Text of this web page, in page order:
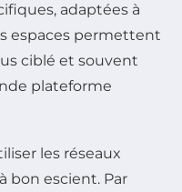
adaptées à
espaces permettent
ciblé et souvent
plateforme
les réseaux
bon escient. Par